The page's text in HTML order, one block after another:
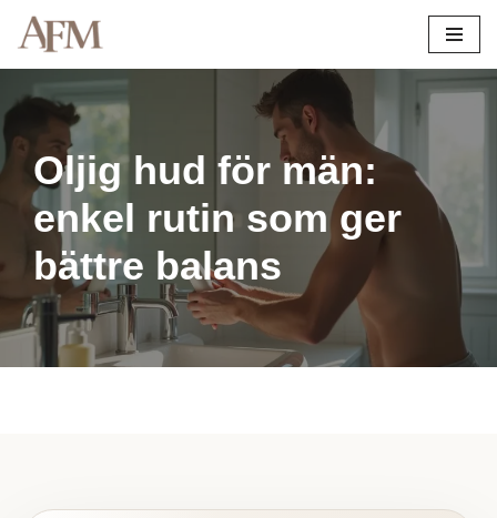
innehåll
Oljig hud för män:
enkel rutin som ger
bättre balans